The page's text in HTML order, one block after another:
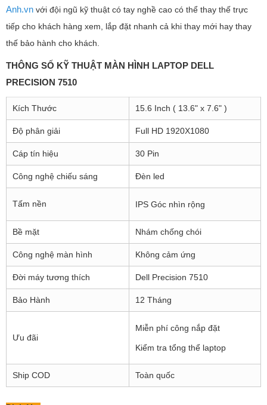
Anh.vn với đội ngũ kỹ thuật có tay nghề cao có thể thay thế trực
tiếp cho khách hàng xem, lắp đặt nhanh cả khi thay mới hay thay
thế bảo hành cho khách.
THÔNG SỐ KỸ THUẬT MÀN HÌNH LAPTOP DELL
PRECISION 7510
Kích Thước 15.6 Inch ( 13.6" x 7.6" )
Độ phân giải Full HD 1920X1080
Cáp tín hiệu 30 Pin
Công nghệ chiếu sáng Đèn led
Tấm nền IPS Góc nhìn rộng
Bề mặt Nhám chống chói
Công nghệ màn hình Không cảm ứng
Đời máy tương thích Dell Precision 7510
Bảo Hành 12 Tháng
Ưu đãi
Miễn phí công nắp đặt
Kiểm tra tổng thể laptop
Ship COD Toàn quốc